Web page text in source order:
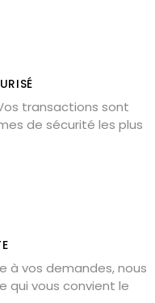
transactions sont
de sécurité les plus
à vos demandes, nous
qui vous convient le